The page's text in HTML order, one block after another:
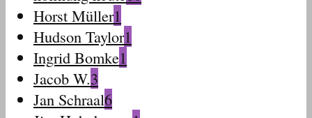
Horst Müller1
Hudson Taylor1
Ingrid Bomke1
Jacob W.3
Jan Schraal6